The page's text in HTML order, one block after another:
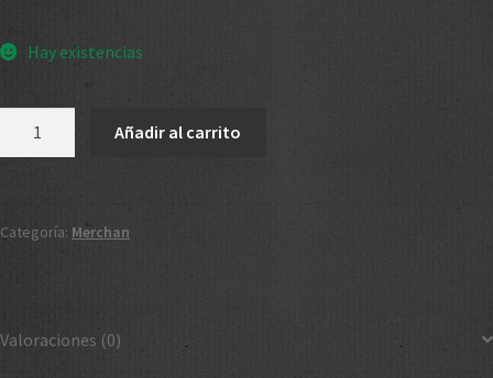
Hay existencias
Añadir al carrito
Categoría: Merchan
Valoraciones (0)